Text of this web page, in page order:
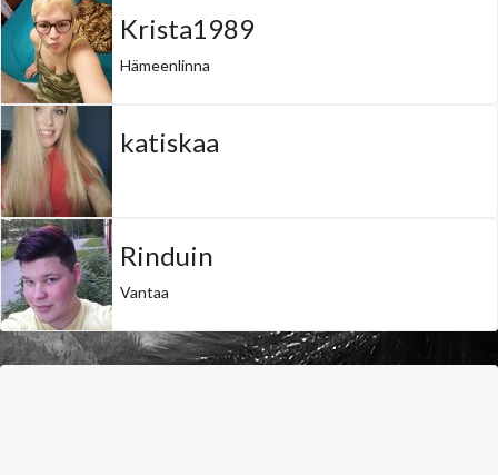
Krista1989
Hämeenlinna
katiskaa
Rinduin
Vantaa